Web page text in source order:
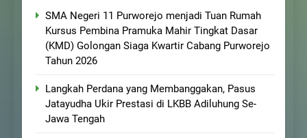
SMA Negeri 11 Purworejo menjadi Tuan Rumah
Kursus Pembina Pramuka Mahir Tingkat Dasar
(KMD) Golongan Siaga Kwartir Cabang Purworejo
Tahun 2026
Langkah Perdana yang Membanggakan, Pasus
Jatayudha Ukir Prestasi di LKBB Adiluhung Se-
Jawa Tengah